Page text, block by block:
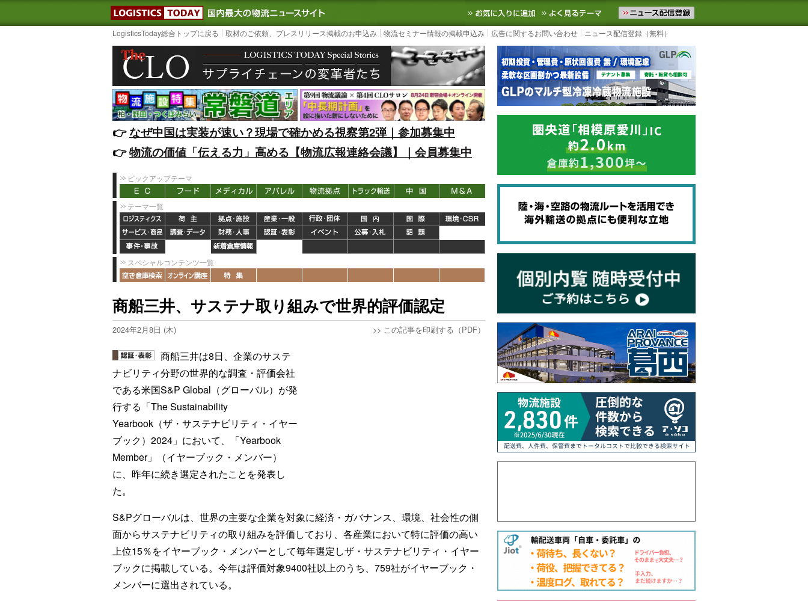
LOGISTICS TODAY｜国内最大の物流ニュースサイト3PL, SCMなど国内外の最新の物流ニュースをお届けします。物流ニュースメール配信を登録す
お気に入りに追加 よく見るテーマ
LogisticsToday総合トップに戻る 取材のご依頼、プレスリリース掲載のお申込み 物流セミナー情報の掲載申込み 広告に関するお問い合わせ ニュース配信登録（無料）
👉️なぜ中国は実装が速い？現場で確かめる視察第2弾｜参加募集中
👉️物流の価値「伝える力」高める【物流広報連絡会議】｜会員募集中
ピックアップテーマ
テーマ一覧
スペシャルコンテンツ一覧
商船三井、サステナ取り組みで世界的評価認定
2024年2月8日 (木) >> この記事を印刷する（PDF）
商船三井は8日、企業のサステ
ナビリティ分野の世界的な調査・評価会社
である米国S&P Global（グローバル）が発
行する「The Sustainability
Yearbook（ザ・サステナビリティ・イヤー
ブック）2024」において、「Yearbook
Member」（イヤーブック・メンバー）
に、昨年に続き選定されたことを発表し
た。
S&Pグローバルは、世界の主要な企業を対象に経済・ガバナンス、環境、社会性の側
面からサステナビリティの取り組みを評価しており、各産業において特に評価の高い
上位15％をイヤーブック・メンバーとして毎年選定しザ・サステナビリティ・イヤー
ブックに掲載している。今年は評価対象9400社以上のうち、759社がイヤーブック・
メンバーに選出されている。